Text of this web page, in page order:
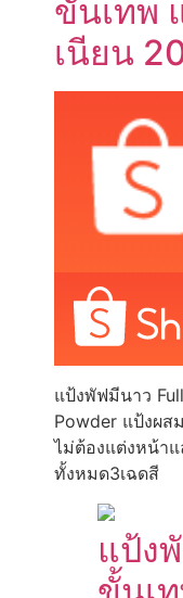
ขั้นเทพ
เนียน
แป้งพัฟมีนาว
Powder แป้งผส
ไม่ต้องแต่งหน้า
ทั้งหมด3เฉดสี
แป้ง